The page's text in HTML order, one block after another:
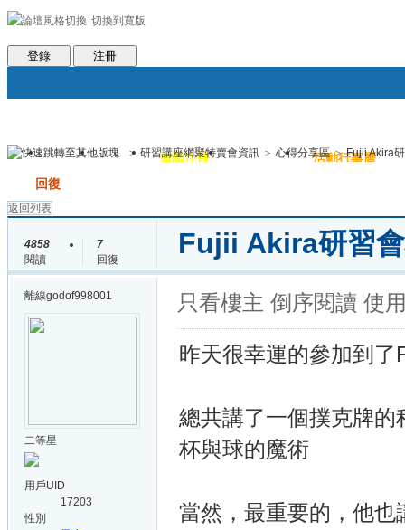
切換到寬版
會員條款 社區服務
登錄 注冊
論壇 圈子 邀請注冊 群組聚合 活動行事曆
> 研習講座網聚特賣會資訊 > 心得分享區 > Fujii Akira
回復
返回列表
4858
閱讀
7
回復
Fujii Akira研習
離線godof998001
二等星
用戶UID
17203
性別
只看樓主 倒序閱讀 使
昨天很幸運的參加到了
總共講了一個撲克牌
杯與球的魔術
當然，最重要的，他也